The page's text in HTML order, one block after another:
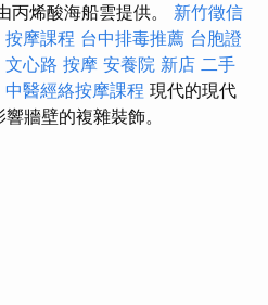
丙烯酸海船雲提供。 新竹徵信
按摩課程 台中排毒推薦 台胞證
文心路 按摩 安養院 新店 二手
中醫經絡按摩課程 現代的現代
牆壁的複雜裝飾。